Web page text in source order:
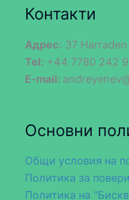
Контакти
Адрес: 37
Tel: +44 7780 242
E-mail:
Основни
Общи условия на
Политика за
Политика на